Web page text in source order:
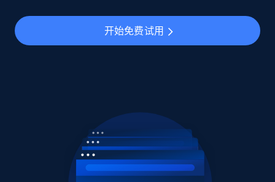
开始免费试用